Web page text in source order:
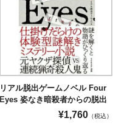
リアル脱出ゲームノベル Four
Eyes 姿なき暗殺者からの脱出
¥1,760 （税込）